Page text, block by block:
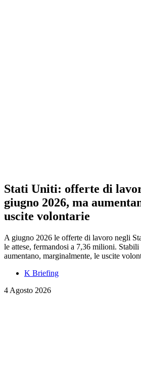
Stati Uniti: offerte di
giugno 2026, ma
uscite volontarie
A giugno 2026 le offerte di lavoro negli
le attese, fermandosi a 7,36 milioni.
aumentano, marginalmente, le uscite
K Briefing
4 Agosto 2026